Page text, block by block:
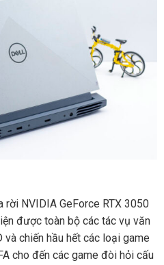
rời NVIDIA GeForce RTX 3050
được toàn bộ các tác vụ văn
và chiến hầu hết các loại game
cho đến các game đòi hỏi cấu